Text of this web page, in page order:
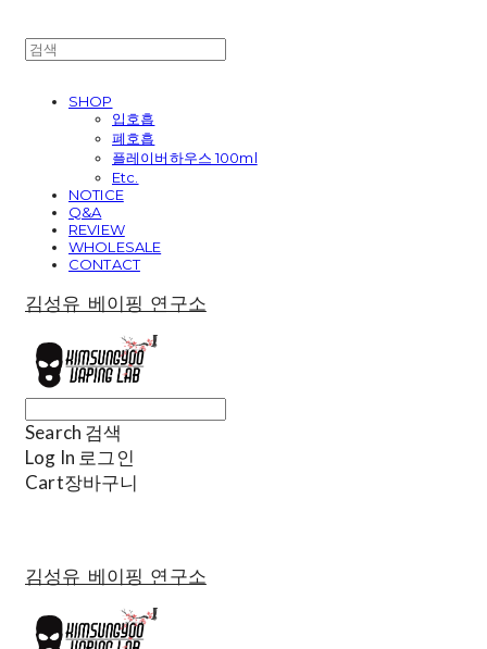
SHOP
입호흡
폐호흡
플레이버하우스 100ml
Etc.
NOTICE
Q&A
REVIEW
WHOLESALE
CONTACT
김성유 베이핑 연구소
Search 검색
Log In 로그인
Cart장바구니
김성유 베이핑 연구소